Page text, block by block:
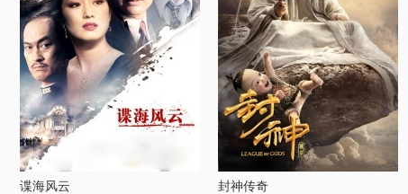
谍海风云 封神传奇